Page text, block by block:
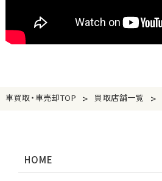
車買取・車売却TOP > 買取店舗一覧 >
HOME